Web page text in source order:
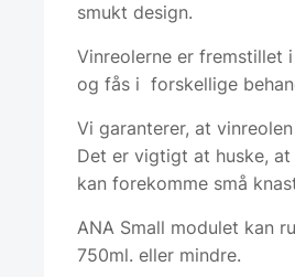
smukt design.
Vinreolerne er
og fås i forskellige
Vi garanterer, at
Det er vigtigt at huske,
kan forekomme små
ANA Small modulet kan
750ml. eller mindre.